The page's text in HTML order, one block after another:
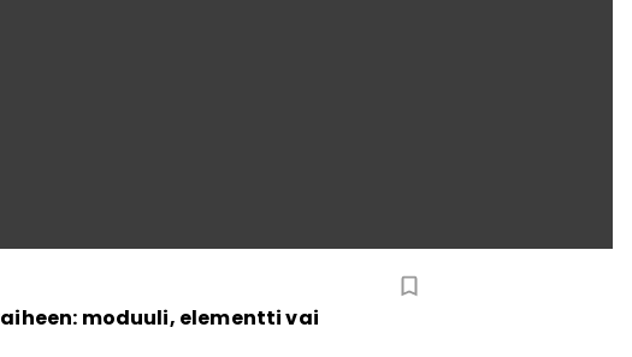
moduuli, elementti vai